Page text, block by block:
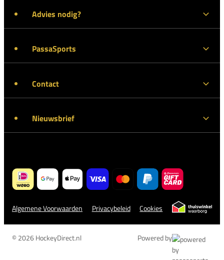
Advies nodig?
PassaSports
Contact
Nieuwsbrief
Algemene Voorwaarden Privacybeleid Cookies
© 2026 HockeyDirect.nl Powered by